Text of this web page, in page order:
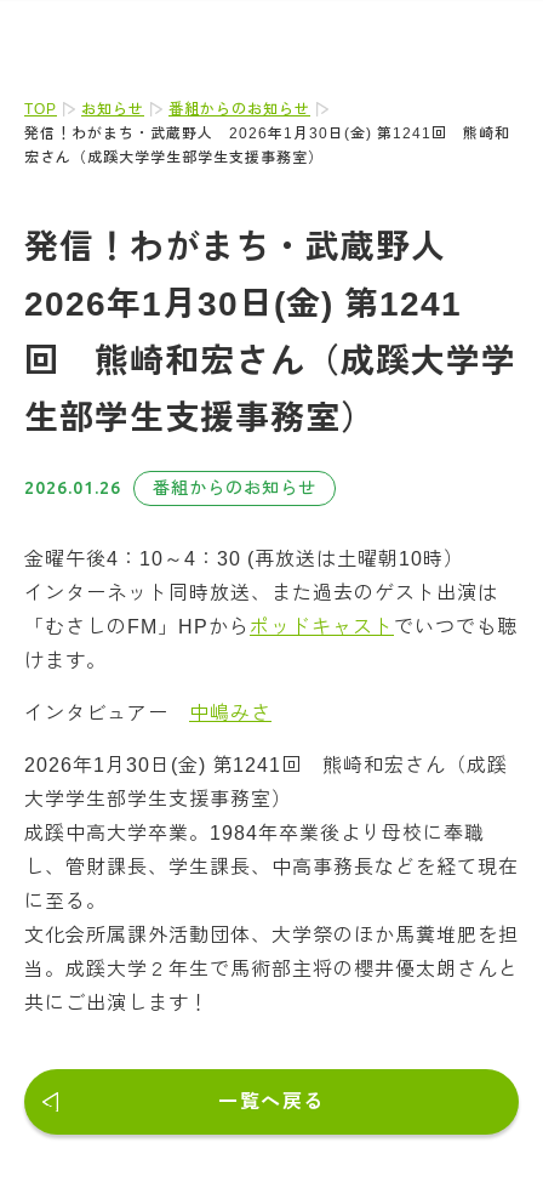
TOP お知らせ
番組からのお知らせ
発信！わがまち・武蔵野人 2026年1月30日(金) 第1241回 熊崎和
宏さん（成蹊大学学生部学生支援事務室）
発信！わがまち・武蔵野人
2026年1月30日(金) 第1241
回 熊崎和宏さん（成蹊大学学
生部学生支援事務室）
2026.01.26 番組からのお知らせ
金曜午後4：10～4：30 (再放送は土曜朝10時）
インターネット同時放送、また過去のゲスト出演は
「むさしのFM」HPから ポッドキャスト でいつでも聴
けます。
インタビュアー 中嶋みさ
2026年1月30日(金) 第1241回 熊崎和宏さん（成蹊
大学学生部学生支援事務室）
成蹊中高大学卒業。1984年卒業後より母校に奉職
し、管財課長、学生課長、中高事務長などを経て現在
に至る。
文化会所属課外活動団体、大学祭のほか馬糞堆肥を担
当。成蹊大学２年生で馬術部主将の櫻井優太朗さんと
共にご出演します！
一覧へ戻る